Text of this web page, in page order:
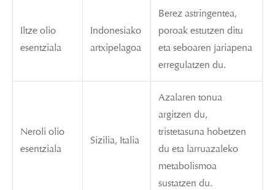
Iltze olio
esentziala
Indonesiako
artxipelagoa
Berez astringentea,
poroak estutzen ditu
eta seboaren jariapena
erregulatzen du.
Neroli olio
esentziala
Sizilia, Italia
Azalaren tonua
argitzen du,
tristetasuna hobetzen
du eta larruazaleko
metabolismoa
sustatzen du.